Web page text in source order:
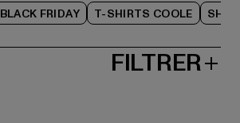
BLACK FRIDAY T-SHIRTS COOLE
FILTRER